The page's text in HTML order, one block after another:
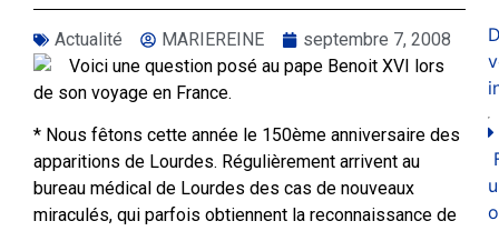
Actualité MARIEREINE
septembre 7, 2008
Voici une question posé au pape Benoit XVI lors
de son voyage en France.
* Nous fêtons cette année le 150ème anniversaire des
apparitions de Lourdes. Régulièrement arrivent au
bureau médical de Lourdes des cas de nouveaux
miraculés, qui parfois obtiennent la reconnaissance de